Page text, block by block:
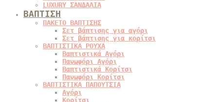
LUXURY ΣΑΝΔΑΛΙΑ
ΒΑΠΤΙΣΗ
ΠΑΚΕΤΟ ΒΑΠΤΙΣΗΣ
Σετ βάπτισης για αγόρι
Σετ βάπτισης για κορίτσι
ΒΑΠΤΙΣΤΙΚΑ ΡΟΥΧΑ
Βαπτιστικά Αγόρι
Πανωφόρι Αγόρι
Βαπτιστικά Κορίτσι
Πανωφόρι Κορίτσι
ΒΑΠΤΙΣΤΙΚΑ ΠΑΠΟΥΤΣΙΑ
Αγόρι
Κορίτσι